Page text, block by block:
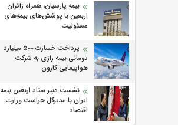
بیمه پارسیان، همراه زائران
اربعین با پوشش‌های بیمه‌های
مسئولیت
پرداخت خسارت ۵۰۰ میلیارد
تومانی بیمه رازی به شرکت
هواپیمایی کارون
نشست دبیر ستاد اربعین بیمه
ایران با مدیرکل حراست وزارت
اقتصاد